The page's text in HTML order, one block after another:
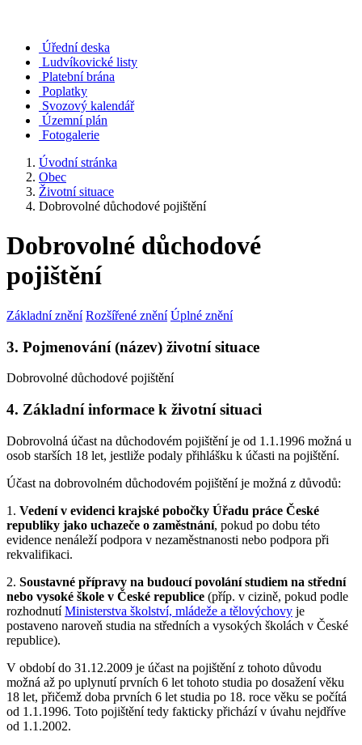
Úřední deska
Ludvíkovické listy
Platební brána
Poplatky
Svozový kalendář
Územní plán
Fotogalerie
Úvodní stránka
Obec
Životní situace
Dobrovolné důchodové pojištění
Dobrovolné důchodové
pojištění
Základní znění Rozšířené znění Úplné znění
3. Pojmenování (název) životní situace
Dobrovolné důchodové pojištění
4. Základní informace k životní situaci
Dobrovolná účast na důchodovém pojištění je od 1.1.1996 možná u
osob starších 18 let, jestliže podaly přihlášku k účasti na pojištění.
Účast na dobrovolném důchodovém pojištění je možná z důvodů:
1. Vedení v evidenci krajské pobočky Úřadu práce České
republiky jako uchazeče o zaměstnání, pokud po dobu této
evidence nenáleží podpora v nezaměstnanosti nebo podpora při
rekvalifikaci.
2. Soustavné přípravy na budoucí povolání studiem na střední
nebo vysoké škole v České republice (příp. v cizině, pokud podle
rozhodnutíMinisterstva školství, mládeže a tělovýchovy je
postaveno naroveň studia na středních a vysokých školách v České
republice).
V období do 31.12.2009 je účast na pojištění z tohoto důvodu
možná až po uplynutí prvních 6 let tohoto studia po dosažení věku
18 let, přičemž doba prvních 6 let studia po 18. roce věku se počítá
od 1.1.1996. Toto pojištění tedy fakticky přichází v úvahu nejdříve
od 1.1.2002.